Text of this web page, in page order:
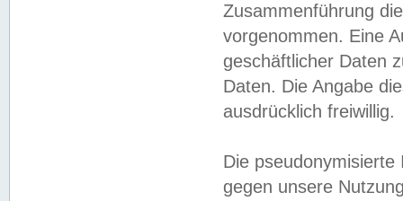
Zusammenführung
vorgenommen. Eine
geschäftlicher Daten
Daten. Die Angabe
ausdrücklich freiwillig.
Die
gegen unsere